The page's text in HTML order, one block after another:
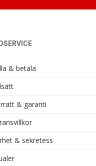
& betala
& garanti
& sekretess